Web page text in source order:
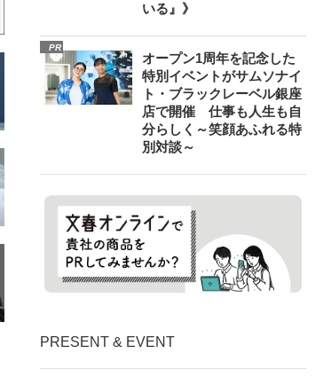
いる』》
PR
オープン1周年を記念した
特別イベントがサムソナイ
ト・ブラックレーベル銀座
店で開催 仕事も人生も自
分らしく～笑顔あふれる特
別対談～
PRESENT & EVENT